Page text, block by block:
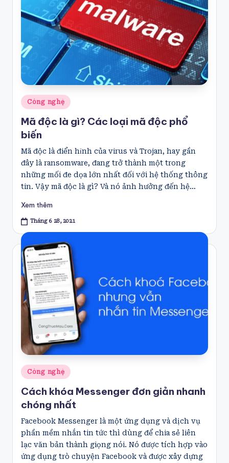
Posted
in
Công nghệ
Mã độc là gì? Các loại mã độc phổ
biến
Mã độc là điển hỉnh của virus và Trojan, hay gần
đây là ransomware, đang trở thành một trong
những mối đe dọa lớn nhất đối với hệ thống thông
tin. Vậy mã độc là gì? Và nó ảnh hưởng đến hệ…
Xem thêm
Tháng 6 28, 2021
Posted
in
Công nghệ
Cách khóa Messenger đơn giản nhanh
chóng nhất
Facebook Messenger là một ứng dụng và dịch vụ
phần mềm nhắn tin tức thì dùng để chia sẻ liên
lạc văn bản thành giọng nói. Nó được tích hợp vào
ứng dụng trò chuyện Facebook và được xây dựng